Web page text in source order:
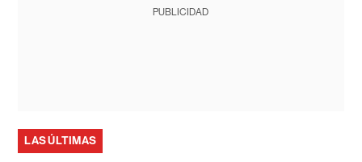
PUBLICIDAD
LAS ÚLTIMAS